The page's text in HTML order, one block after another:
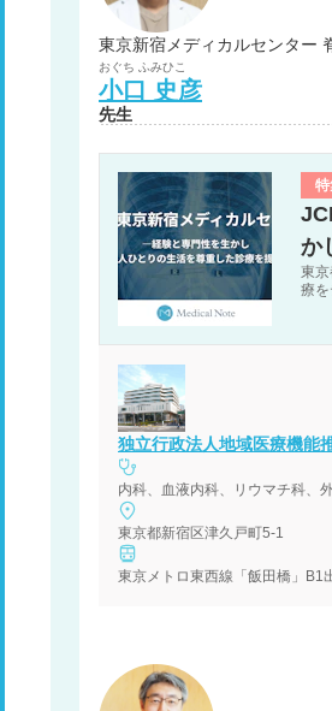
東京新宿メディカルセンター
おぐち ふみひこ
小口 史彦
先生
特
か
東
療を
独立行政法人地域医療機能
東京都新宿区津久戸町5-1